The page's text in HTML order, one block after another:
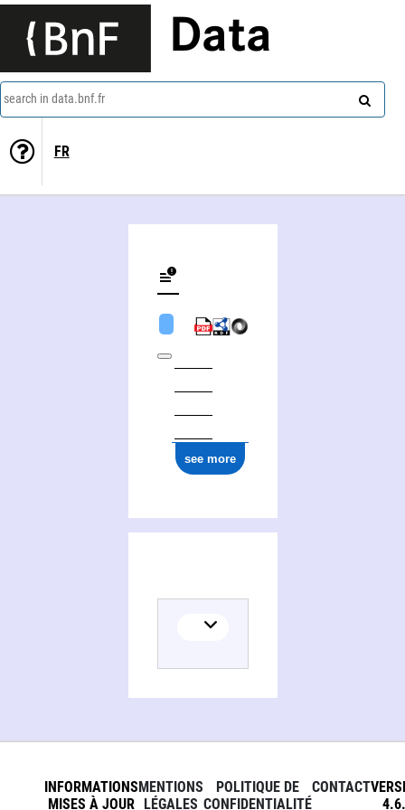
Data
search in data.bnf.fr
FR
see more
INFORMATIONS
MISES À JOUR
MENTIONS
LÉGALES
POLITIQUE DE
CONFIDENTIALITÉ
CONTACT